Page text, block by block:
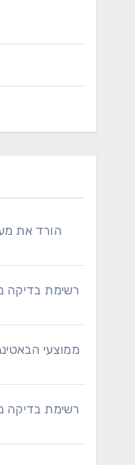
הורד את
רשימת בדיקה
ממוצעי
רשימת בדיקה